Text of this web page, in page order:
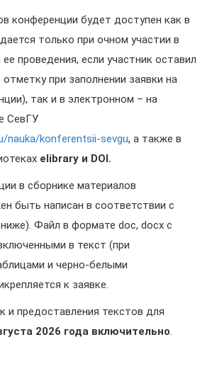
конференции будет доступен как в
только при очном участии в
проведения, если участник оставил
при заполнении заявки на
так и в электронном – на
СевГУ
nauka/konferentsii-sevgu, а также в
elibrary и DOI.
в сборнике материалов
быть написан в соответствии с
Файл в формате doc, docx с
в текст (при
и черно-белыми
к заявке.
и предоставления текстов для
2026 года включительно.